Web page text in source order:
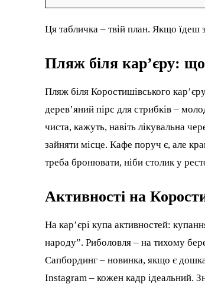
Ця табличка – твій план. Якщо
Пляж біля кар’єру:
Пляж біля Коростишівського
дерев’яний пірс для стрибків –
чиста, кажуть, навіть лікувальна
зайняти місце. Кафе поруч є, але
треба бронювати, ніби столик у
Активності на
На кар’єрі купа активностей:
народу”. Риболовля – на тихому
Сапбординг – новинка, якщо є
Instagram – кожен кадр ідеальний.